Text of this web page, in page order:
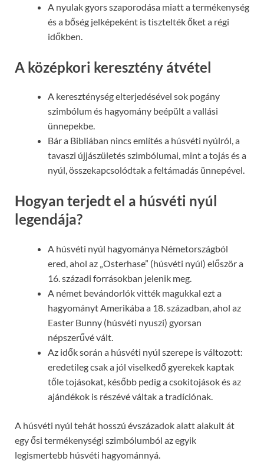
A nyulak gyors szaporodása miatt a termékenység
és a bőség jelképeként is tisztelték őket a régi
időkben.
A középkori keresztény átvétel
A kereszténység elterjedésével sok pogány
szimbólum és hagyomány beépült a vallási
ünnepekbe.
Bár a Bibliában nincs említés a húsvéti nyúlról, a
tavaszi újjászületés szimbólumai, mint a tojás és a
nyúl, összekapcsolódtak a feltámadás ünnepével.
Hogyan terjedt el a húsvéti nyúl
legendája?
A húsvéti nyúl hagyománya Németországból
ered, ahol az „Osterhase” (húsvéti nyúl) először a
16. századi forrásokban jelenik meg.
A német bevándorlók vitték magukkal ezt a
hagyományt Amerikába a 18. században, ahol az
Easter Bunny (húsvéti nyuszi) gyorsan
népszerűvé vált.
Az idők során a húsvéti nyúl szerepe is változott:
eredetileg csak a jól viselkedő gyerekek kaptak
tőle tojásokat, később pedig a csokitojások és az
ajándékok is részévé váltak a tradíciónak.
A húsvéti nyúl tehát hosszú évszázadok alatt alakult át
egy ősi termékenységi szimbólumból az egyik
legismertebb húsvéti hagyománnyá.